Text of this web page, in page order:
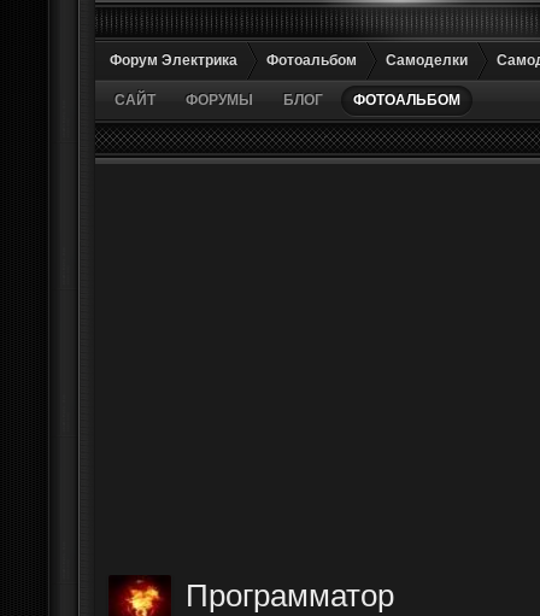
Форум Электрика Фотоальбом Самоделки
САЙТ ФОРУМЫ БЛОГ ФОТОАЛЬБОМ
Программатор